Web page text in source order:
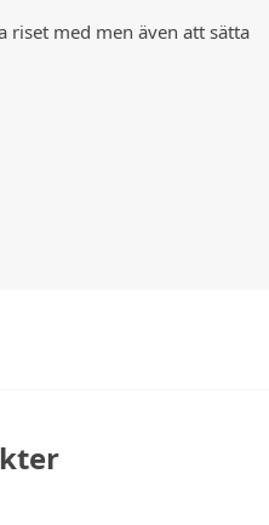
riset med men även att sätta